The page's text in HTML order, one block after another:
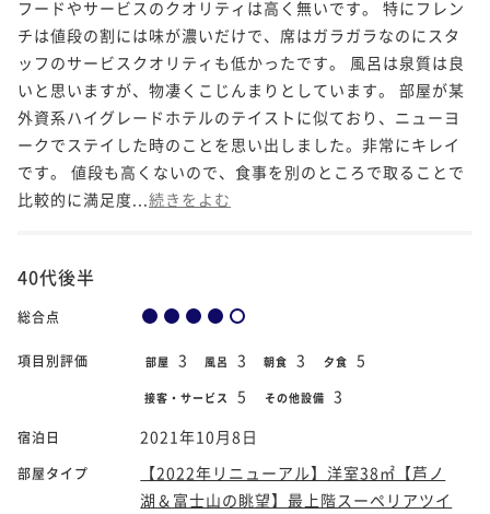
フードやサービスのクオリティは高く無いです。 特にフレン
チは値段の割には味が濃いだけで、席はガラガラなのにスタ
ッフのサービスクオリティも低かったです。 風呂は泉質は良
いと思いますが、物凄くこじんまりとしています。 部屋が某
外資系ハイグレードホテルのテイストに似ており、ニューヨ
ークでステイした時のことを思い出しました。非常にキレイ
です。 値段も高くないので、食事を別のところで取ることで
比較的に満足度... 続きをよむ
40代後半
総合点
項目別評価 部屋 3 風呂 3 朝食 3 夕食 5
接客・サービス 5 その他設備 3
宿泊日 2021年10月8日
部屋タイプ
【2022年リニューアル】洋室38㎡【芦ノ
湖＆富士山の眺望】最上階スーペリアツイ